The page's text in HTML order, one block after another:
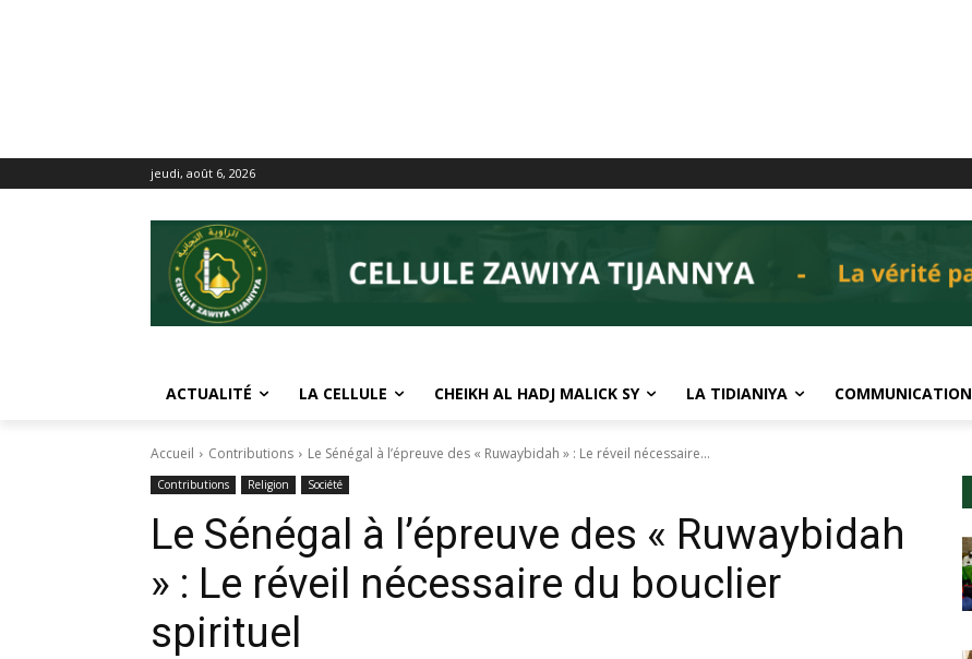
jeudi, août 6, 2026
ACTUALITÉ LA CELLULE CHEIKH AL HADJ MALICK SY LA TIDIANIYA COMMUNICATION
Accueil Contributions Le Sénégal à l’épreuve des « Ruwaybidah » : Le réveil nécessaire...
Contributions Religion Société
Le Sénégal à l’épreuve des « Ruwaybidah
» : Le réveil nécessaire du bouclier
spirituel